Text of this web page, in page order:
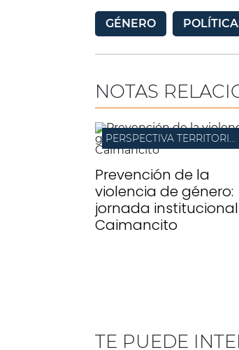
GÉNERO
NOTAS
Prevención de la
violencia de género:
jornada
Caimancito
TE PUEDE